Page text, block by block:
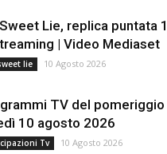
Lie, replica puntata
| Video Mediaset
lie 10 Agosto 2026
TV del pomeriggio
10 agosto 2026
Tv 10 Agosto 2026